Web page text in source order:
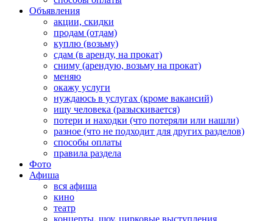
Объявления
акции, скидки
продам (отдам)
куплю (возьму)
сдам (в аренду, на прокат)
сниму (арендую, возьму на прокат)
меняю
окажу услуги
нуждаюсь в услугах (кроме вакансий)
ищу человека (разыскивается)
потери и находки (что потеряли или нашли)
разное (что не подходит для других разделов)
способы оплаты
правила раздела
Фото
Афиша
вся афиша
кино
театр
концерты, шоу, цирковые выступления